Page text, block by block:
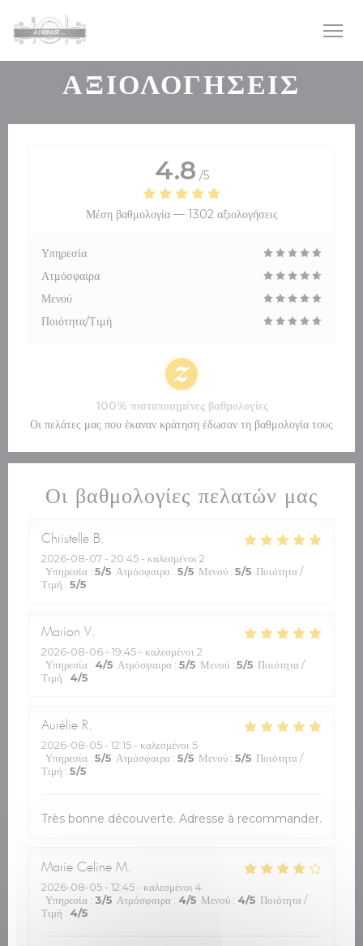
ΑΞΙΟΛΟΓΉΣΕΙΣ
Οι βαθμολογίες πελατών μας
Christelle B
2026-08-07 - 20:45 - καλεσμένοι 2
Υπηρεσία : 5/5 Ατμόσφαιρα : 5/5 Μενού : 5/5 Ποιότητα /
Τιμή : 5/5
Marion V
2026-08-06 - 19:45 - καλεσμένοι 2
Υπηρεσία : 4/5 Ατμόσφαιρα : 5/5 Μενού : 5/5 Ποιότητα /
Τιμή : 4/5
Aurélie R
2026-08-05 - 12:15 - καλεσμένοι 5
Υπηρεσία : 5/5 Ατμόσφαιρα : 5/5 Μενού : 5/5 Ποιότητα /
Τιμή : 5/5
Très bonne découverte. Adresse à recommander.
Marie Celine M
2026-08-05 - 12:45 - καλεσμένοι 4
Υπηρεσία : 3/5 Ατμόσφαιρα : 4/5 Μενού : 4/5 Ποιότητα /
Τιμή : 4/5
4.8 /5
Μέση βαθμολογία — 1302 αξιολογήσεις
Υπηρεσία
Ατμόσφαιρα
Μενού
Ποιότητα/Τιμή
100% πιστοποιημένες βαθμολογίες
Οι πελάτες μας που έκαναν κράτηση έδωσαν τη βαθμολογία τους